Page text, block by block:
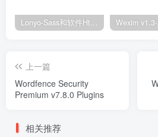
Lonyo-Sass和软件Html模板 Wexim
上一篇
Wordfence Security
Premium v7.8.0 Plugins
相关推荐